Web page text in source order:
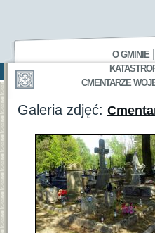
O GMINIE
CMENTARZE
Galeria zdjęć: